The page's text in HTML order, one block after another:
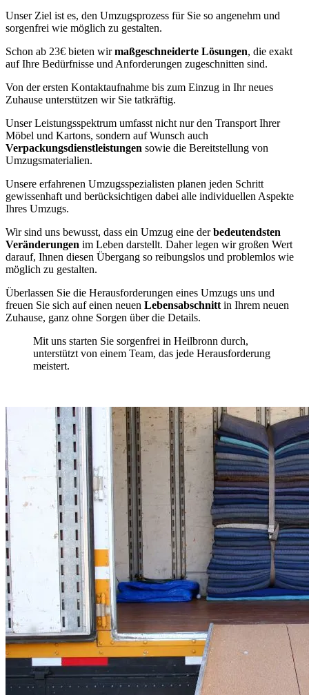
Unser Ziel ist es, den Umzugsprozess für Sie so angenehm und
sorgenfrei wie möglich zu gestalten.
Schon ab 23€ bieten wirmaßgeschneiderte Lösungen, die exakt
auf Ihre Bedürfnisse und Anforderungen zugeschnitten sind.
Von der ersten Kontaktaufnahme bis zum Einzug in Ihr neues
Zuhause unterstützen wir Sie tatkräftig.
Unser Leistungsspektrum umfasst nicht nur den Transport Ihrer
Möbel und Kartons, sondern auf Wunsch auch
Verpackungsdienstleistungen sowie die Bereitstellung von
Umzugsmaterialien.
Unsere erfahrenen Umzugsspezialisten planen jeden Schritt
gewissenhaft und berücksichtigen dabei alle individuellen Aspekte
Ihres Umzugs.
Wir sind uns bewusst, dass ein Umzug eine derbedeutendsten
Veränderungen im Leben darstellt. Daher legen wir großen Wert
darauf, Ihnen diesen Übergang so reibungslos und problemlos wie
möglich zu gestalten.
Überlassen Sie die Herausforderungen eines Umzugs uns und
freuen Sie sich auf einen neuen Lebensabschnitt in Ihrem neuen
Zuhause, ganz ohne Sorgen über die Details.
Mit uns starten Sie sorgenfrei in Heilbronn durch,
unterstützt von einem Team, das jede Herausforderung
meistert.